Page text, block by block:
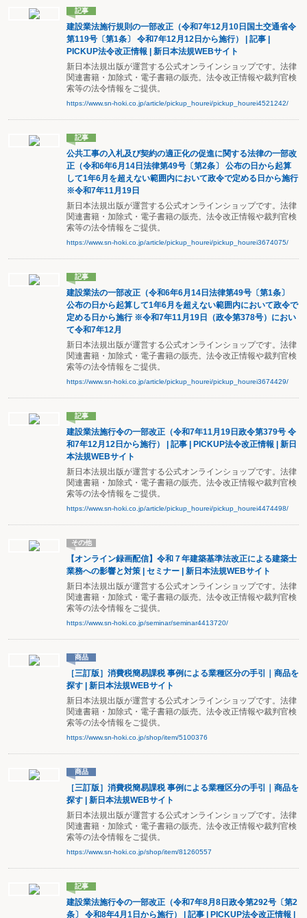
記事
建設業法施行規則の一部改正（令和7年12月10日国土交通省令
第119号〔第1条〕 令和7年12月12日から施行） | 記事 |
PICKUP法令改正情報 | 新日本法規WEBサイト
新日本法規出版が運営する公式オンラインショップです。法律
関連書籍・加除式・電子書籍の販売。法令改正情報や裁判官検
索等の法令情報をご提供。
https://www.sn-hoki.co.jp/article/pickup_hourei/pickup_hourei4521242/
記事
公共工事の入札及び契約の適正化の促進に関する法律の一部改
正（令和6年6月14日法律第49号〔第2条〕 公布の日から起算
して1年6月を超えない範囲内において政令で定める日から施行
※令和7年11月19日
新日本法規出版が運営する公式オンラインショップです。法律
関連書籍・加除式・電子書籍の販売。法令改正情報や裁判官検
索等の法令情報をご提供。
https://www.sn-hoki.co.jp/article/pickup_hourei/pickup_hourei3674075/
記事
建設業法の一部改正（令和6年6月14日法律第49号〔第1条〕
公布の日から起算して1年6月を超えない範囲内において政令で
定める日から施行 ※令和7年11月19日（政令第378号）におい
て令和7年12月
新日本法規出版が運営する公式オンラインショップです。法律
関連書籍・加除式・電子書籍の販売。法令改正情報や裁判官検
索等の法令情報をご提供。
https://www.sn-hoki.co.jp/article/pickup_hourei/pickup_hourei3674429/
記事
建設業法施行令の一部改正（令和7年11月19日政令第379号 令
和7年12月12日から施行） | 記事 | PICKUP法令改正情報 | 新日
本法規WEBサイト
新日本法規出版が運営する公式オンラインショップです。法律
関連書籍・加除式・電子書籍の販売。法令改正情報や裁判官検
索等の法令情報をご提供。
https://www.sn-hoki.co.jp/article/pickup_hourei/pickup_hourei4474498/
その他
【オンライン録画配信】令和７年建築基準法改正による建築士
業務への影響と対策 | セミナー | 新日本法規WEBサイト
新日本法規出版が運営する公式オンラインショップです。法律
関連書籍・加除式・電子書籍の販売。法令改正情報や裁判官検
索等の法令情報をご提供。
https://www.sn-hoki.co.jp/seminar/seminar4413720/
商品
［三訂版］消費税簡易課税 事例による業種区分の手引｜商品を
探す | 新日本法規WEBサイト
新日本法規出版が運営する公式オンラインショップです。法律
関連書籍・加除式・電子書籍の販売。法令改正情報や裁判官検
索等の法令情報をご提供。
https://www.sn-hoki.co.jp/shop/item/5100376
商品
［三訂版］消費税簡易課税 事例による業種区分の手引｜商品を
探す | 新日本法規WEBサイト
新日本法規出版が運営する公式オンラインショップです。法律
関連書籍・加除式・電子書籍の販売。法令改正情報や裁判官検
索等の法令情報をご提供。
https://www.sn-hoki.co.jp/shop/item/81260557
記事
建設業法施行令の一部改正（令和7年8月8日政令第292号〔第2
条〕 令和8年4月1日から施行） | 記事 | PICKUP法令改正情報 |